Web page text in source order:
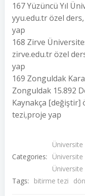
167 Yüzüncü Yıl
yyu.edu.tr özel
yap
168 Zirve
zirve.edu.tr özel
yap
169 Zonguldak
Zonguldak 15.892
Kaynakça [değiştir]
tezi,proje yap
Categories:
Tags:
bitirme tezi